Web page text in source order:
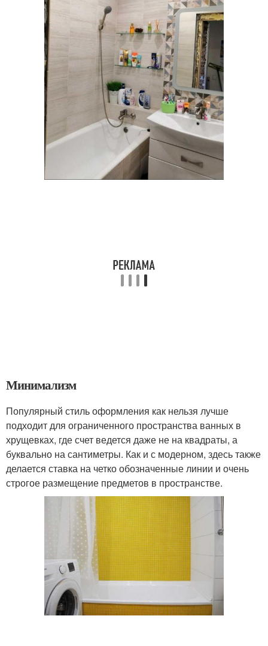
Минимализм
Популярный стиль оформления как нельзя лучше
подходит для ограниченного пространства ванных в
хрущевках, где счет ведется даже не на квадраты, а
буквально на сантиметры. Как и с модерном, здесь также
делается ставка на четко обозначенные линии и очень
строгое размещение предметов в пространстве.